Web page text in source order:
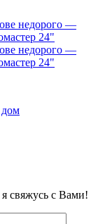
дом
свяжусь с Вами!